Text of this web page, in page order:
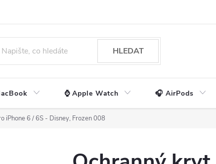
HLEDAT
⌚ Apple Watch 🎧 AirPods
iPhone 6 / 6S - Disney, Frozen 008